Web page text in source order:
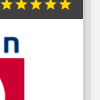
starstarstarstarstar